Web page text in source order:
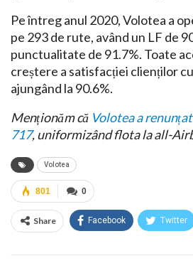
Pe întreg anul 2020, Volotea a
pe 293 de rute, având un LF de
punctualitate de 91.7%. Toate
creștere a satisfacției clienților
ajungând la 90.6%.
Menționăm că Volotea a
717, uniformizând flota la all-
Volotea
0
801
Share Facebook Twitter